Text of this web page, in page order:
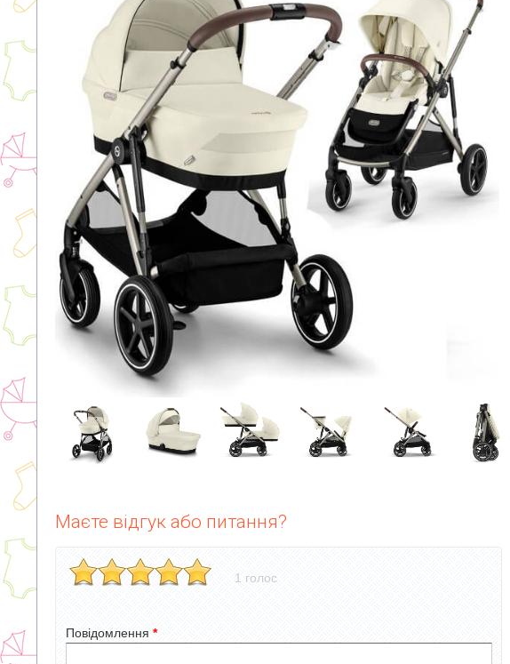
Маєте відгук або питання?
1 голос
Повідомлення *